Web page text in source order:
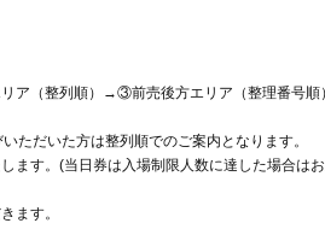
ア（整列順）→③前売後方エリア（整理番号
ただいた方は整列順でのご案内となります。
ます。(当日券は入場制限人数に達した場合は
ます。